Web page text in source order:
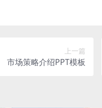
上一篇
市场策略介绍PPT模板